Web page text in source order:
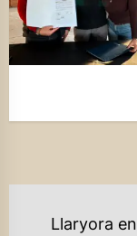
NAVEGACIÓN
Llaryora en